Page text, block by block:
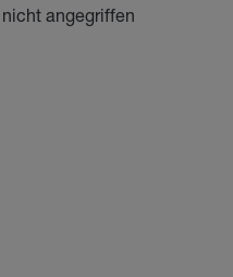
angegriffen